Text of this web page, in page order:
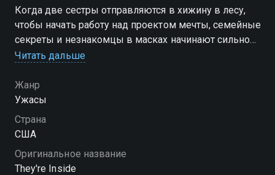
Когда две сестры отправляются в хижину в лесу,
чтобы начать работу над проектом мечты, семейные
секреты и незнакомцы в масках начинают сильно
мешать
Читать дальше
Жанр
Ужасы
Страна
США
Оригинальное название
They're Inside